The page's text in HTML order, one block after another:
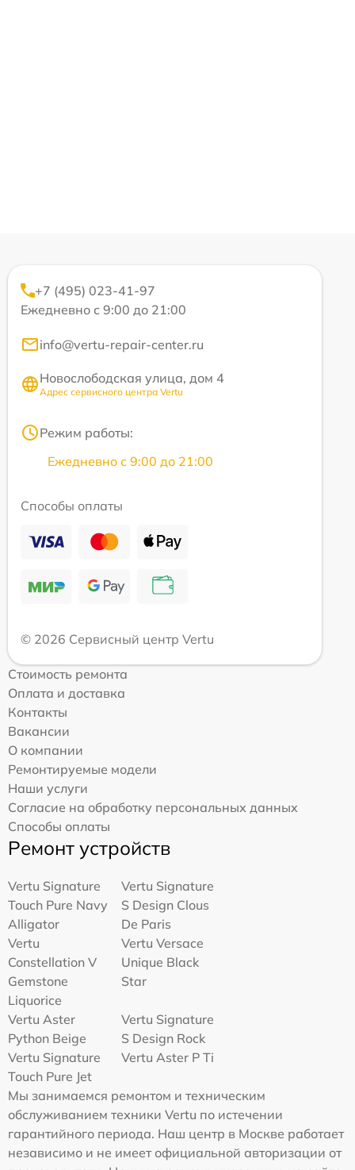
+7 (495) 023-41-97
Ежедневно с 9:00 до 21:00
info@vertu-repair-center.ru
Новослободская улица, дом 4
Адрес сервисного центра Vertu
Режим работы:
Ежедневно с 9:00 до 21:00
Способы оплаты
© 2026 Сервисный центр Vertu
Стоимость ремонта
Оплата и доставка
Контакты
Вакансии
О компании
Ремонтируемые модели
Наши услуги
Согласие на обработку персональных данных
Способы оплаты
Ремонт устройств
Vertu Signature
Touch Pure Navy
Alligator
Vertu Signature
S Design Clous
De Paris
Vertu
Constellation V
Gemstone
Liquorice
Vertu Versace
Unique Black
Star
Vertu Aster
Python Beige
Vertu Signature
S Design Rock
Vertu Signature
Touch Pure Jet
Vertu Aster P Ti
Мы занимаемся ремонтом и техническим
обслуживанием техники Vertu по истечении
гарантийного периода. Наш центр в Москве работает
независимо и не имеет официальной авторизации от